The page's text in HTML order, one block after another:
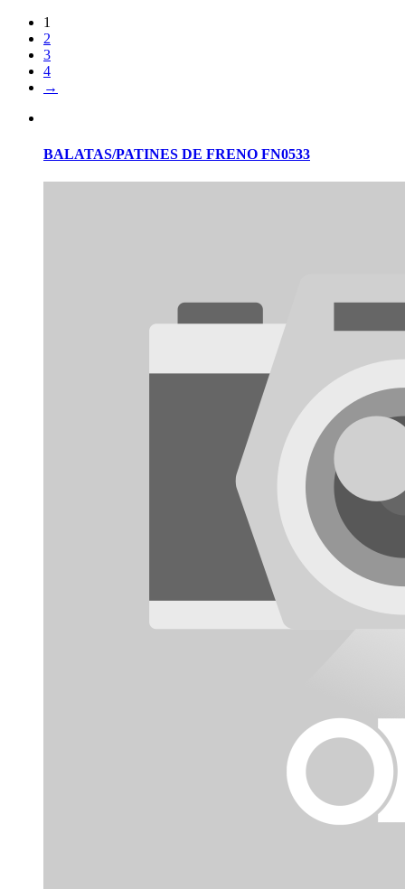
1
2
3
4
→
BALATAS/PATINES DE FRENO FN0533